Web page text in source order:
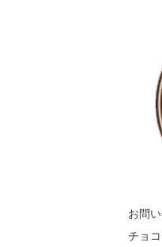
お問
チョ